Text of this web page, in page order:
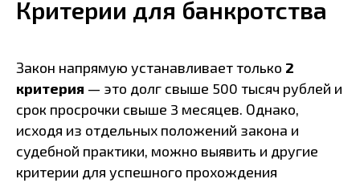
Критерии для банкротства
Закон напрямую устанавливает только 2
критерия — это долг свыше 500 тысяч рублей и
срок просрочки свыше 3 месяцев. Однако,
исходя из отдельных положений закона и
судебной практики, можно выявить и другие
критерии для успешного прохождения